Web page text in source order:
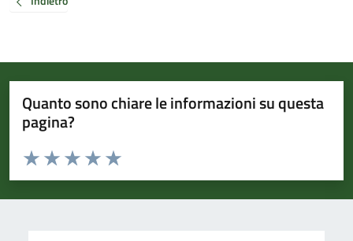
Quanto sono chiare le informazioni su questa
pagina?
Valuta da 1 a 5 stelle la pagina
Valuta 5 stelle su 5
Valuta 4 stelle su 5
Valuta 3 stelle su 5
Valuta 2 stelle su 5
Valuta 1 stelle su 5